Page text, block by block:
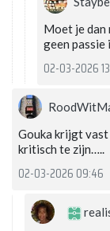
Moet je dan
geen passie
02-03-2026
Gouka krijgt vast
kritisch te zijn…..
02-03-2026 09:46